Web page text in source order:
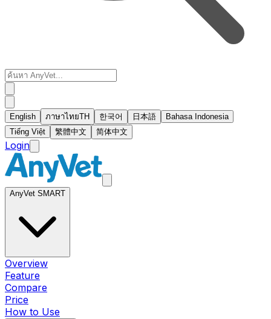
English ภาษาไทยTH 한국어 日本語
Bahasa Indonesia
Tiếng Việt
繁體中文 简体中文
Login
AnyVet SMART
Overview
Feature
Compare
Price
How to Use